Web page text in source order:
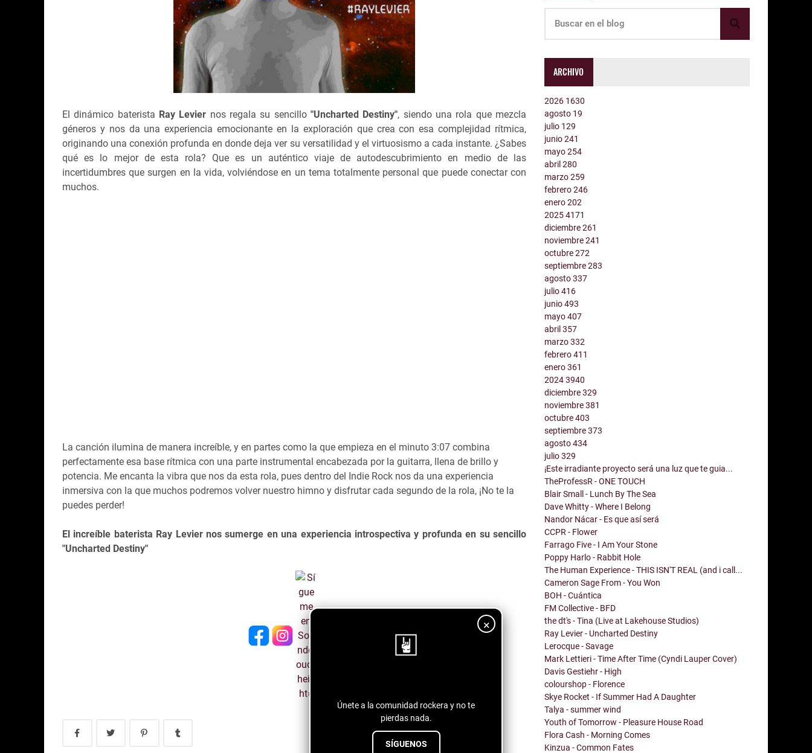
×
Únete a la comunidad rockera y no te
pierdas nada.
SÍGUENOS
El dinámico baterista Ray Levier nos regala su sencillo"Uncharted Destiny", siendo una rola que mezcla
géneros y nos da una experiencia emocionante en la exploración que crea con esa complejidad rítmica,
originando una conexión profunda en donde deja ver su versatilidad y el virtuosismo a cada instante. ¿Sabes
qué es lo mejor de esta rola? Que es un auténtico viaje de autodescubrimiento en medio de las
incertidumbres que surgen en la vida, volviéndose en un tema totalmente personal que puede conectar con
muchos.
La canción ilumina de manera increíble, y en partes como la que empieza en el minuto 3:07 combina
perfectamente esa base rítmica con una parte instrumental encabezada por la guitarra, llena de brillo y
potencia. Me encanta la vibra que nos da esta rola, pues dentro del Indie Rock nos da una experiencia
inmersiva con la que muchos podremos volver nuestro himno y disfrutar cada segundo de la rola, ¡No te la
puedes perder!
El increíble baterista Ray Levier nos sumerge en una experiencia introspectiva y profunda en su sencillo
"Uncharted Destiny"
ARCHIVO
2026 1630
agosto 19
julio 129
junio241
mayo254
abril280
marzo259
febrero246
enero202
20254171
diciembre261
noviembre241
octubre272
septiembre283
agosto337
julio416
junio493
mayo407
abril357
marzo332
febrero411
enero361
20243940
diciembre329
noviembre381
octubre403
septiembre373
agosto434
julio329
¡Este irradiante proyecto será una luz que te guia...
TheProfessR - ONE TOUCH
Blair Small - Lunch By The Sea
Dave Whitty - Where I Belong
Nandor Nácar - Es que así será
CCPR - Flower
Farrago Five - I Am Your Stone
Poppy Harlo - Rabbit Hole
The Human Experience - THIS ISN'T REAL (and i call...
Cameron Sage From - You Won
BOH - Cuántica
FM Collective - BFD
the dt's - Tina (Live at Lakehouse Studios)
Ray Levier - Uncharted Destiny
Lerocque - Savage
Mark Lettieri - Time After Time (Cyndi Lauper Cover)
Davis Gestiehr - High
colourshop - Florence
Skye Rocket - If Summer Had A Daughter
Talya - summer wind
Youth of Tomorrow - Pleasure House Road
Flora Cash - Morning Comes
Kinzua - Common Fates